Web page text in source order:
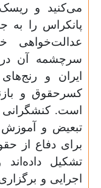
می‌کنید و ریسک
پانکراس را به
عدالت‌خواهی
سرچشمه آن در
ایران و رنج‌های
کسرحقوق و
است. کنشگرانی
تبعیض و آموزش
برای دفاع از
تشکیل داده‌اند
اجرایی و